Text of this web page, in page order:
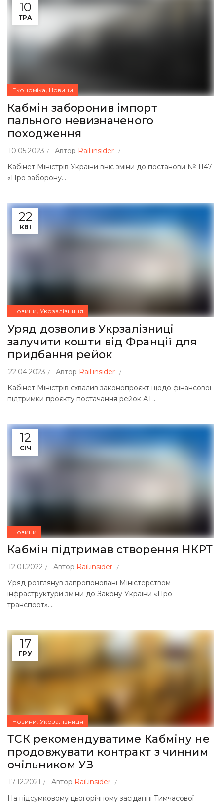
10
ТРА
Економіка, Новини
Кабмін заборонив імпорт
пального невизначеного
походження
10.05.2023 Автор Rail.insider
Кабінет Міністрів України вніс зміни до постанови № 1147
«Про заборону...
22
КВІ
Новини, Укрзалізниця
Уряд дозволив Укрзалізниці
залучити кошти від Франції для
придбання рейок
22.04.2023 Автор Rail.insider
Кабінет Міністрів схвалив законопроєкт щодо фінансової
підтримки проєкту постачання рейок АТ...
12
СІЧ
Новини
Кабмін підтримав створення НКРТ
12.01.2022 Автор Rail.insider
Уряд розглянув запропоновані Міністерством
інфраструктури зміни до Закону України «Про
транспорт»....
17
ГРУ
Новини, Укрзалізниця
ТСК рекомендуватиме Кабміну не
продовжувати контракт з чинним
очільником УЗ
17.12.2021 Автор Rail.insider
На підсумковому цьогорічному засіданні Тимчасової